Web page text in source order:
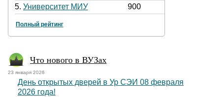
5. Университет МИУ 900
Полный рейтинг
Что нового в ВУЗах
23 января 2026
День открытых дверей в Ур СЭИ 08 февраля
2026 года!